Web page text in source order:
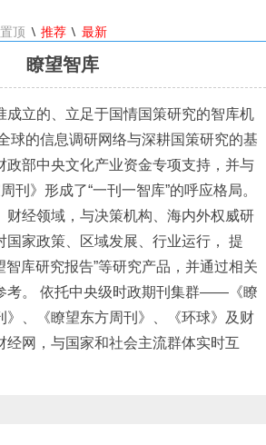
置顶 \ 推荐 \ 最新
瞭望智库
成立的、立足于国情国策研究的智库机
球的信息调研网络与深耕国策研究的基
政部中央文化产业资金专项支持，并与
刊》形成了“一刊一智库”的呼应格局。
财经领域，与决策机构、海内外权威研
国家政策、区域发展、行业运行， 提
智库研究报告”等研究产品，并通过相关
考。 依托中央级时政期刊集群――《瞭
》、《瞭望东方周刊》、《环球》及财
经网，与国家和社会主流群体实时互